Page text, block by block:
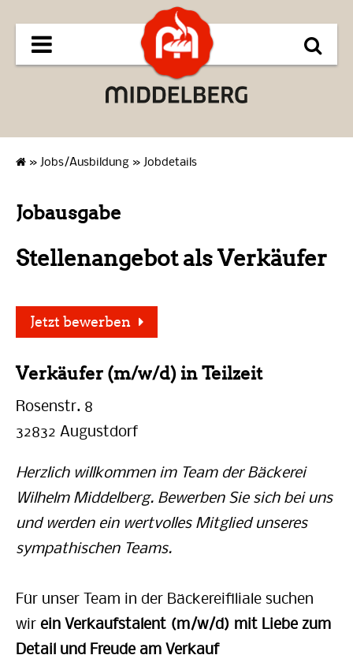
» Jobs/Ausbildung » Jobdetails
Jobausgabe
Stellenangebot als Verkäufer
Jetzt bewerben
Verkäufer (m/w/d) in Teilzeit
Rosenstr. 8
32832 Augustdorf
Herzlich willkommen im Team der Bäckerei
Wilhelm Middelberg. Bewerben Sie sich bei uns
und werden ein wertvolles Mitglied unseres
sympathischen Teams.
Für unser Team in der Bäckereifiliale suchen
wirein Verkaufstalent (m/w/d) mit Liebe zum
Detail und Freude am Verkauf